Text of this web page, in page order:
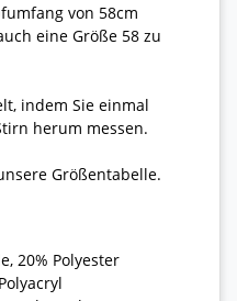
von 58cm
eine Größe 58 zu
indem Sie einmal
herum messen.
Größentabelle.
20% Polyester